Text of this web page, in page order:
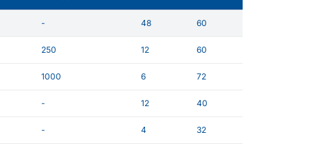
- 48 60
250 12 60
1000 6 72
- 12 40
- 4 32